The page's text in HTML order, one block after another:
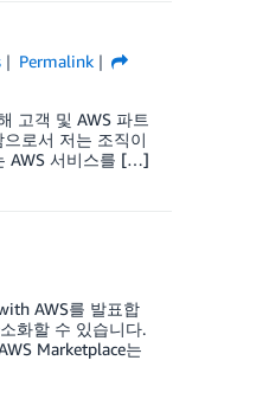
Permalink
고객 및 AWS 파트
로서 저는 조직이
AWS 서비스를 […]
AWS를 발표합
화할 수 있습니다.
Marketplace는